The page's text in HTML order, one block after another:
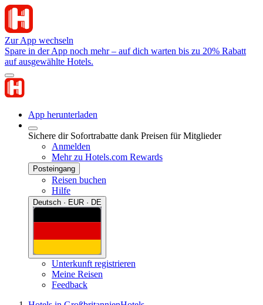
Zur App wechseln
Spare in der App noch mehr – auf dich warten bis zu 20% Rabatt
auf ausgewählte Hotels.
App herunterladen
Sichere dir Sofortrabatte dank Preisen für Mitglieder
Anmelden
Mehr zu Hotels.com Rewards
Posteingang
Reisen buchen
Hilfe
Deutsch · EUR · DE
Unterkunft registrieren
Meine Reisen
Feedback